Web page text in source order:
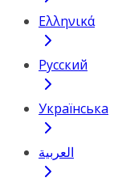
Ελληνικά
Русский
Українська
العربية